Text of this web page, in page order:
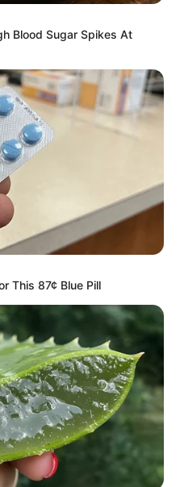
Blood Sugar Spikes At
This 87¢ Blue Pill